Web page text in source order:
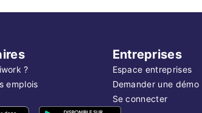
?
emplois
Entreprises
Espace entreprises
Demander une démo
Se connecter